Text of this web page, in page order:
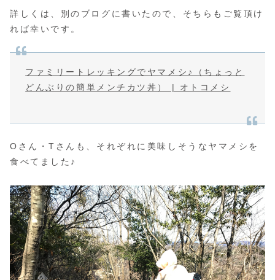
詳しくは、別のブログに書いたので、そちらもご覧頂け
れば幸いです。
ファミリートレッキングでヤマメシ♪（ちょっと
どんぶりの簡単メンチカツ丼） | オトコメシ
Oさん・Tさんも、それぞれに美味しそうなヤマメシを
食べてました♪